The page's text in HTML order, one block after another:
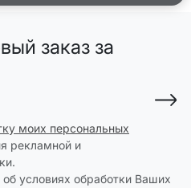
заказ за
моих персональных
рекламной и
условиях обработки Ваших